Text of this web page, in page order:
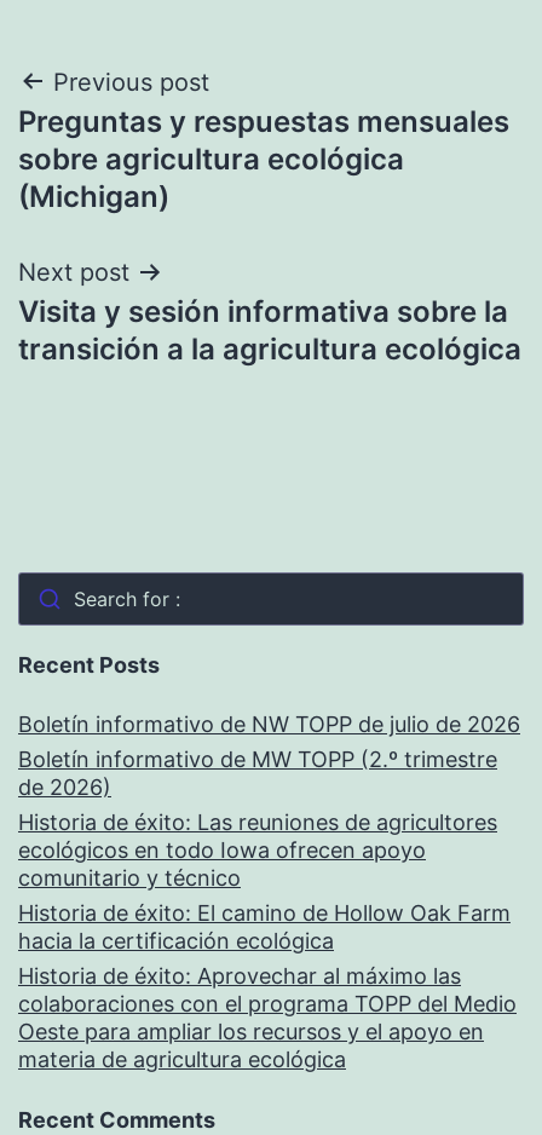
Navegación
de
entradas
Previous post
Preguntas y respuestas mensuales
sobre agricultura ecológica
(Michigan)
Next post
Visita y sesión informativa sobre la
transición a la agricultura ecológica
Search for :
Recent Posts
Boletín informativo de NW TOPP de julio de 2026
Boletín informativo de MW TOPP (2.º trimestre
de 2026)
Historia de éxito: Las reuniones de agricultores
ecológicos en todo Iowa ofrecen apoyo
comunitario y técnico
Historia de éxito: El camino de Hollow Oak Farm
hacia la certificación ecológica
Historia de éxito: Aprovechar al máximo las
colaboraciones con el programa TOPP del Medio
Oeste para ampliar los recursos y el apoyo en
materia de agricultura ecológica
Recent Comments